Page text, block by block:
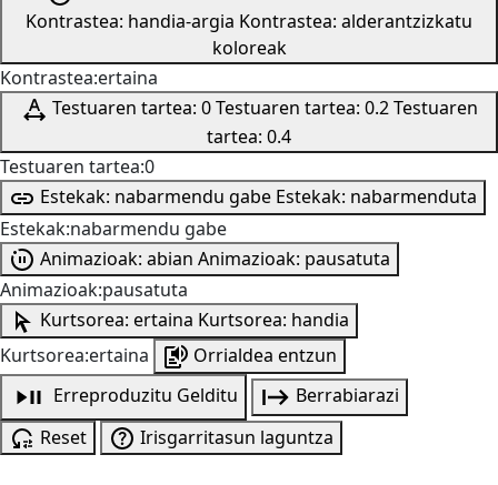
Kontrastea: handia-argia Kontrastea: alderantzizkatu
koloreak
Kontrastea:ertaina
Testuaren tartea: 0 Testuaren tartea: 0.2 Testuaren
tartea: 0.4
Testuaren tartea:0
Estekak: nabarmendu gabe Estekak: nabarmenduta
Estekak:nabarmendu gabe
Animazioak: abian Animazioak: pausatuta
Animazioak:pausatuta
Kurtsorea: ertaina Kurtsorea: handia
Kurtsorea:ertaina
Orrialdea entzun
Erreproduzitu Gelditu
Berrabiarazi
Reset
Irisgarritasun laguntza